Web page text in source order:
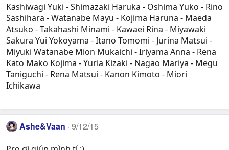
Kashiwagi Yuki - Shimazaki Haruka - Oshima Yuko - Rino
Sashihara - Watanabe Mayu - Kojima Haruna - Maeda
Atsuko - Takahashi Minami - Kawaei Rina - Miyawaki
Sakura Yui Yokoyama - Itano Tomomi - Jurina Matsui -
Miyuki Watanabe Mion Mukaichi - Iriyama Anna - Rena
Kato Mako Kojima - Yuria Kizaki - Nagao Mariya - Megu
Taniguchi - Rena Matsui - Kanon Kimoto - Miori
Ichikawa
Ashe&Vaan 9/12/15